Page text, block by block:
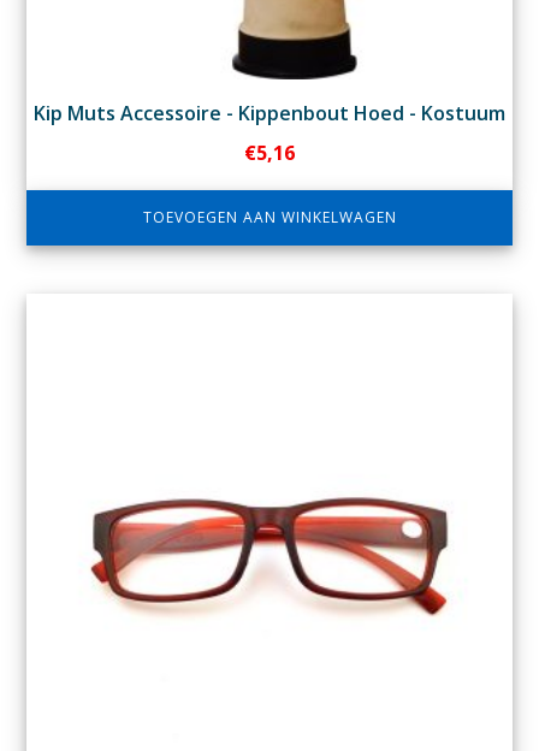
Kip Muts Accessoire - Kippenbout Hoed - Kostuum
€5,16
TOEVOEGEN AAN WINKELWAGEN